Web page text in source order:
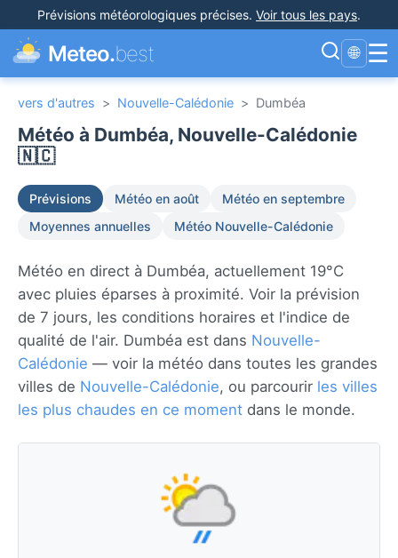
Prévisions météorologiques précises. Voir tous les pays.
Meteo.best 🌐 ☰
vers d'autres > Nouvelle-Calédonie > Dumbéa
Météo à Dumbéa, Nouvelle-Calédonie
🇳🇨
Prévisions Météo en août
Météo en septembre
Moyennes annuelles
Météo Nouvelle-Calédonie
Météo en direct à Dumbéa, actuellement 19°C
avec pluies éparses à proximité. Voir la prévision
de 7 jours, les conditions horaires et l'indice de
qualité de l'air. Dumbéa est dans Nouvelle-
Calédonie — voir la météo dans toutes les grandes
villes de Nouvelle-Calédonie, ou parcourir les villes
les plus chaudes en ce moment dans le monde.